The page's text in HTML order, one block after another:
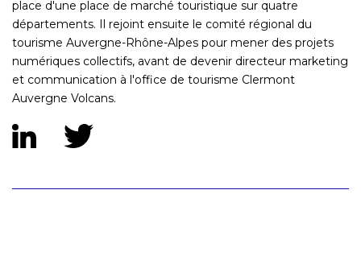
place d'une place de marché touristique sur quatre
départements. Il rejoint ensuite le comité régional du
tourisme Auvergne-Rhône-Alpes pour mener des projets
numériques collectifs, avant de devenir directeur marketing
et communication à l'office de tourisme Clermont
Auvergne Volcans.